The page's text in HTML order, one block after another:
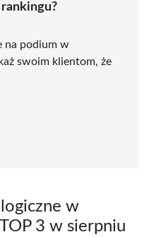
na podium w
swoim klientom, że
w
3 w sierpniu